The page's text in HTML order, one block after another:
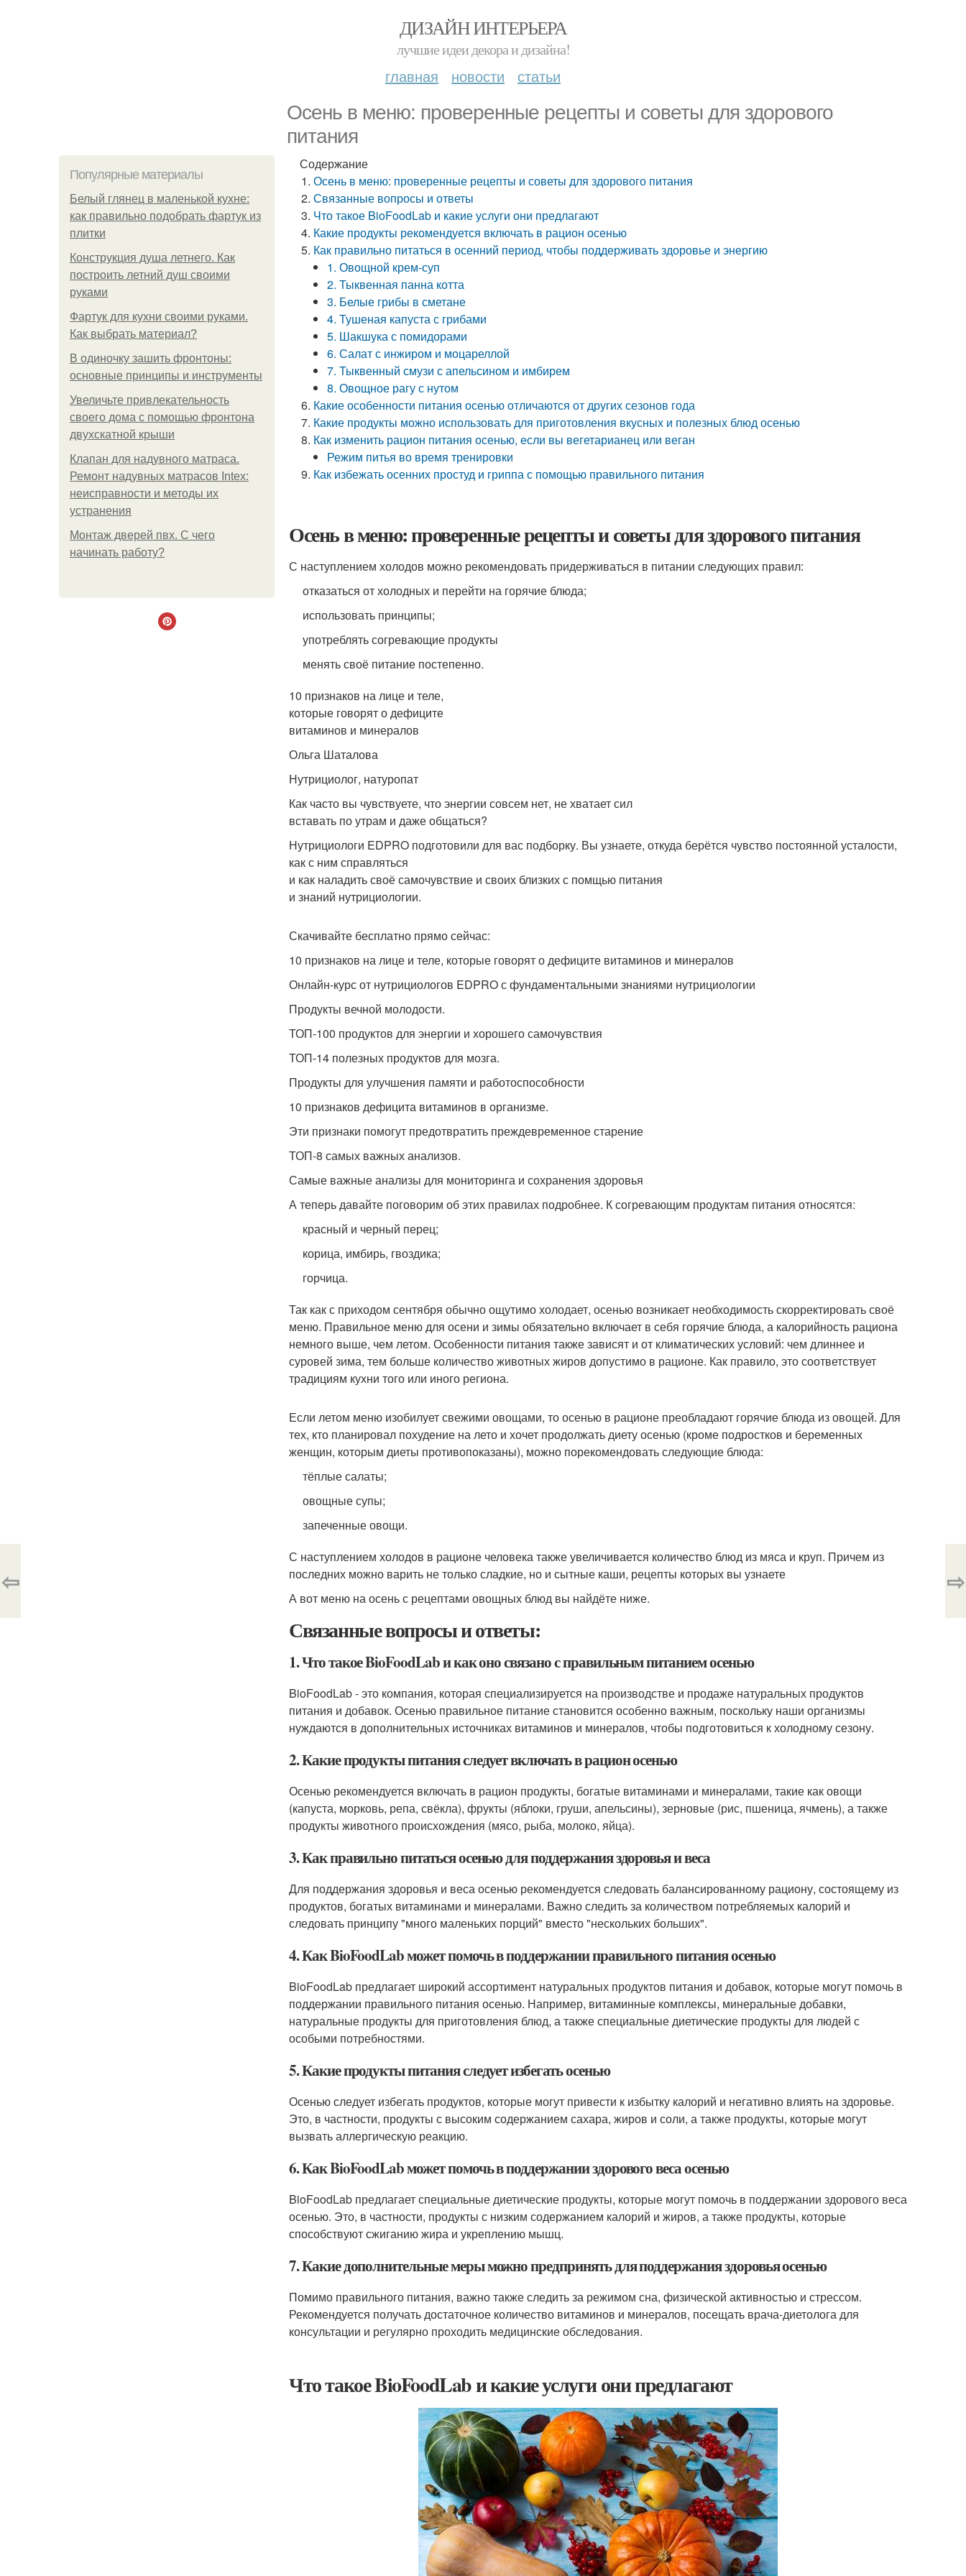
ДИЗАЙН ИНТЕРЬЕРА
лучшие идеи декора и дизайна!
главная новости статьи
Осень в меню: проверенные рецепты и советы для здорового
питания
Популярные материалы
Белый глянец в маленькой кухне:
как правильно подобрать фартук из
плитки
Конструкция душа летнего. Как
построить летний душ своими
руками
Фартук для кухни своими руками.
Как выбрать материал?
В одиночку зашить фронтоны:
основные принципы и инструменты
Увеличьте привлекательность
своего дома с помощью фронтона
двухскатной крыши
Клапан для надувного матраса.
Ремонт надувных матрасов Intex:
неисправности и методы их
устранения
Монтаж дверей пвх. С чего
начинать работу?
Содержание
Осень в меню: проверенные рецепты и советы для здорового питания
Связанные вопросы и ответы
Что такое BioFoodLab и какие услуги они предлагают
Какие продукты рекомендуется включать в рацион осенью
Как правильно питаться в осенний период, чтобы поддерживать здоровье и энергию
1. Овощной крем-суп
2. Тыквенная панна котта
3. Белые грибы в сметане
4. Тушеная капуста с грибами
5. Шакшука с помидорами
6. Салат с инжиром и моцареллой
7. Тыквенный смузи с апельсином и имбирем
8. Овощное рагу с нутом
Какие особенности питания осенью отличаются от других сезонов года
Какие продукты можно использовать для приготовления вкусных и полезных блюд осенью
Как изменить рацион питания осенью, если вы вегетарианец или веган
Режим питья во время тренировки
Как избежать осенних простуд и гриппа с помощью правильного питания
Осень в меню: проверенные рецепты и советы для здорового питания
С наступлением холодов можно рекомендовать придерживаться в питании следующих правил:
отказаться от холодных и перейти на горячие блюда;
использовать принципы;
употреблять согревающие продукты
менять своё питание постепенно.
10 признаков на лице и теле,
которые говорят о дефиците
витаминов и минералов
Ольга Шаталова
Нутрициолог, натуропат
Как часто вы чувствуете, что энергии совсем нет, не хватает сил
вставать по утрам и даже общаться?
Нутрициологи EDPRO подготовили для вас подборку. Вы узнаете, откуда берётся чувство постоянной усталости,
как с ним справляться
и как наладить своё самочувствие и своих близких с помщью питания
и знаний нутрициологии.
Скачивайте бесплатно прямо сейчас:
10 признаков на лице и теле, которые говорят о дефиците витаминов и минералов
Онлайн-курс от нутрициологов EDPRO с фундаментальными знаниями нутрициологии
Продукты вечной молодости.
ТОП-100 продуктов для энергии и хорошего самочувствия
ТОП-14 полезных продуктов для мозга.
Продукты для улучшения памяти и работоспособности
10 признаков дефицита витаминов в организме.
Эти признаки помогут предотвратить преждевременное старение
ТОП-8 самых важных анализов.
Самые важные анализы для мониторинга и сохранения здоровья
А теперь давайте поговорим об этих правилах подробнее. К согревающим продуктам питания относятся:
красный и черный перец;
корица, имбирь, гвоздика;
горчица.
Так как с приходом сентября обычно ощутимо холодает, осенью возникает необходимость скорректировать своё
меню. Правильное меню для осени и зимы обязательно включает в себя горячие блюда, а калорийность рациона
немного выше, чем летом. Особенности питания также зависят и от климатических условий: чем длиннее и
суровей зима, тем больше количество животных жиров допустимо в рационе. Как правило, это соответствует
традициям кухни того или иного региона.
Если летом меню изобилует свежими овощами, то осенью в рационе преобладают горячие блюда из овощей. Для
тех, кто планировал похудение на лето и хочет продолжать диету осенью (кроме подростков и беременных
женщин, которым диеты противопоказаны), можно порекомендовать следующие блюда:
тёплые салаты;
овощные супы;
запеченные овощи.
С наступлением холодов в рационе человека также увеличивается количество блюд из мяса и круп. Причем из
последних можно варить не только сладкие, но и сытные каши, рецепты которых вы узнаете
А вот меню на осень с рецептами овощных блюд вы найдёте ниже.
Связанные вопросы и ответы:
1. Что такое BioFoodLab и как оно связано с правильным питанием осенью
BioFoodLab - это компания, которая специализируется на производстве и продаже натуральных продуктов
питания и добавок. Осенью правильное питание становится особенно важным, поскольку наши организмы
нуждаются в дополнительных источниках витаминов и минералов, чтобы подготовиться к холодному сезону.
2. Какие продукты питания следует включать в рацион осенью
Осенью рекомендуется включать в рацион продукты, богатые витаминами и минералами, такие как овощи
(капуста, морковь, репа, свёкла), фрукты (яблоки, груши, апельсины), зерновые (рис, пшеница, ячмень), а также
продукты животного происхождения (мясо, рыба, молоко, яйца).
3. Как правильно питаться осенью для поддержания здоровья и веса
Для поддержания здоровья и веса осенью рекомендуется следовать балансированному рациону, состоящему из
продуктов, богатых витаминами и минералами. Важно следить за количеством потребляемых калорий и
следовать принципу "много маленьких порций" вместо "нескольких больших".
4. Как BioFoodLab может помочь в поддержании правильного питания осенью
BioFoodLab предлагает широкий ассортимент натуральных продуктов питания и добавок, которые могут помочь в
поддержании правильного питания осенью. Например, витаминные комплексы, минеральные добавки,
натуральные продукты для приготовления блюд, а также специальные диетические продукты для людей с
особыми потребностями.
5. Какие продукты питания следует избегать осенью
Осенью следует избегать продуктов, которые могут привести к избытку калорий и негативно влиять на здоровье.
Это, в частности, продукты с высоким содержанием сахара, жиров и соли, а также продукты, которые могут
вызвать аллергическую реакцию.
6. Как BioFoodLab может помочь в поддержании здорового веса осенью
BioFoodLab предлагает специальные диетические продукты, которые могут помочь в поддержании здорового веса
осенью. Это, в частности, продукты с низким содержанием калорий и жиров, а также продукты, которые
способствуют сжиганию жира и укреплению мышц.
7. Какие дополнительные меры можно предпринять для поддержания здоровья осенью
Помимо правильного питания, важно также следить за режимом сна, физической активностью и стрессом.
Рекомендуется получать достаточное количество витаминов и минералов, посещать врача-диетолога для
консультации и регулярно проходить медицинские обследования.
Что такое BioFoodLab и какие услуги они предлагают
⇦ ⇨